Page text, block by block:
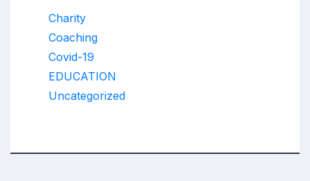
Charity
Coaching
Covid-19
EDUCATION
Uncategorized